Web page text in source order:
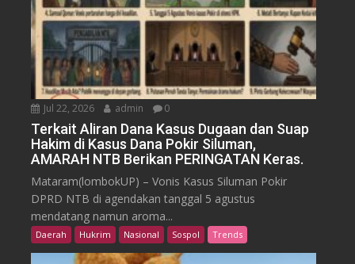
Jul 22, 2026 admin 0
Terkait Aliran Dana Kasus Dugaan dan Suap
Hakim di Kasus Dana Pokir Siluman,
AMARAH NTB Berikan PERINGATAN Keras.
Mataram(lombokUP) – Vonis Kasus Siluman Pokir
DPRD NTB di agendakan tanggal 5 agustus
mendatang namun aroma...
Daerah Hukrim Nasional Sospol Trends